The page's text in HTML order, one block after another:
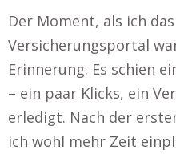
Der Moment, als ich
Versicherungsportal
Erinnerung. Es schien
– ein paar Klicks, ein
erledigt. Nach der
ich wohl mehr Zeit